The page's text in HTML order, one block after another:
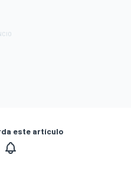
este artículo